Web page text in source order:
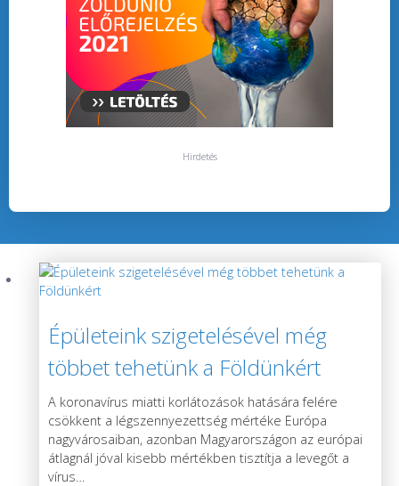
Hirdetés
Épületeink szigetelésével még
többet tehetünk a Földünkért
A koronavírus miatti korlátozások hatására felére
csökkent a légszennyezettség mértéke Európa
nagyvárosaiban, azonban Magyarországon az európai
átlagnál jóval kisebb mértékben tisztítja a levegőt a
vírus